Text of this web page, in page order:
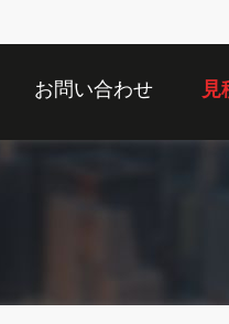
お問い合わせ 見